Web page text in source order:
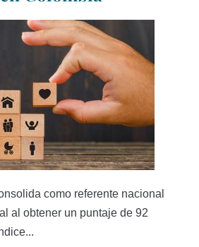
como referente nacional
al obtener un puntaje de 92